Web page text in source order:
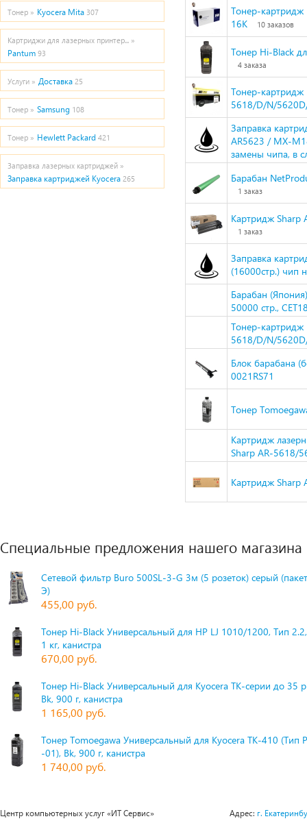
Тонер » Kyocera Mita 307
Картриджи для лазерных принтер... »
Pantum 93
Услуги » Доставка 25
Тонер » Samsung 108
Тонер » Hewlett Packard 421
Заправка лазерных картриджей »
Заправка картриджей Kyocera 265
Тонер-картридж
16K
10 заказов
Тонер Hi-Black
4 заказа
Тонер-картридж
5618/D/N/
Заправка
AR5623 / MX-
замены чипа, в
Барабан
1 заказ
Картридж Sharp
1 заказ
Заправка
(16000стр.) чип
Барабан
50000 стр.,
Тонер-картридж
5618/D/N/
Блок барабана
0021RS71
Тонер
Картридж
Sharp AR-5618/
Картридж Sharp
Специальные предложения нашего магазина
Сетевой фильтр Buro 500SL-3-G 3м (5 розеток) серый
Э)
455,00 руб.
Тонер Hi-Black Универсальный для HP LJ 1010/1200, Тип
1 кг, канистра
670,00 руб.
Тонер Hi-Black Универсальный для Kyocera TK-серии до 35
Bk, 900 г, канистра
1 165,00 руб.
Тонер Tomoegawa Универсальный для Kyocera TK-410 (Тип
-01), Bk, 900 г, канистра
1 740,00 руб.
Центр компьютерных услуг «ИТ Сервис» Адрес: г.